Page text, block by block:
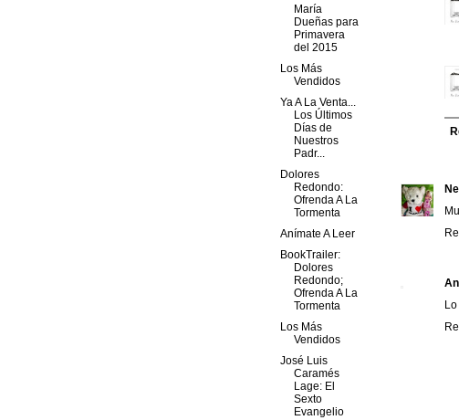
María
Dueñas para
Primavera
del 2015
Los Más
Vendidos
Ya A La Venta...
Los Últimos
Días de
Nuestros
Padr...
Dolores
Redondo:
Ofrenda A La
Tormenta
Anímate A Leer
BookTrailer:
Dolores
Redondo;
Ofrenda A La
Tormenta
Los Más
Vendidos
José Luis
Caramés
Lage: El
Sexto
Evangelio